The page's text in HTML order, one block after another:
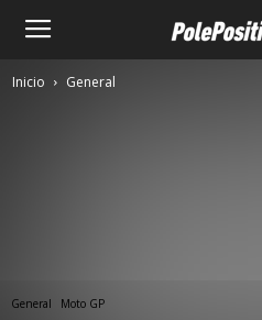
Inicio General
General Moto GP